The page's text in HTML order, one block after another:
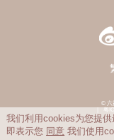
© 六
|
粤
我们利用cookies为您提
即表示您 同意 我们使用